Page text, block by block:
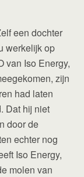
een dochter
werkelijk op
van Iso Energy,
zijn
had laten
Dat hij niet
door de
echter nog
Iso Energy,
molen van